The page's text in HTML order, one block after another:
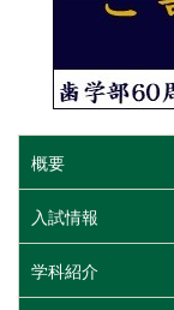
概要
入試情報
学科紹介